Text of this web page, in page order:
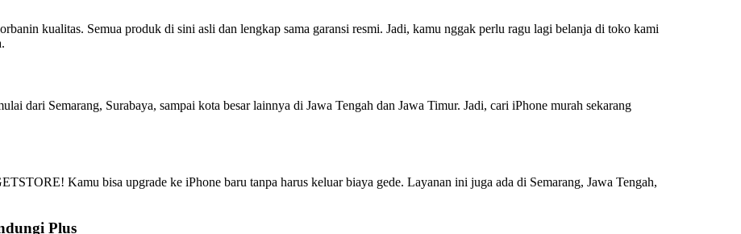
kualitas. Semua produk di sini asli dan lengkap sama garansi resmi. Jadi, kamu nggak perlu ragu lagi belanja di toko kami
dari Semarang, Surabaya, sampai kota besar lainnya di Jawa Tengah dan Jawa Timur. Jadi, cari iPhone murah sekarang
Kamu bisa upgrade ke iPhone baru tanpa harus keluar biaya gede. Layanan ini juga ada di Semarang, Jawa Tengah,
Plus